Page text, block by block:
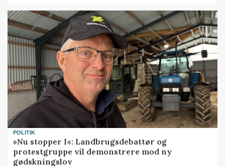
POLITIK
»Nu stopper I«: Landbrugsdebattør og
protestgruppe vil demonstrere mod ny
gødskningslov